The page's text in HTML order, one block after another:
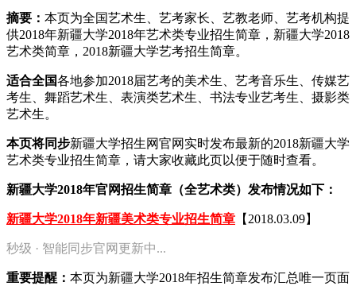
摘要： 本页为全国艺术生、艺考家长、艺教老师、艺考机构提
供2018年新疆大学2018年艺术类专业招生简章，新疆大学2018
艺术类简章，2018新疆大学艺考招生简章。
适合全国各地参加2018届艺考的美术生、艺考音乐生、传媒艺
考生、舞蹈艺术生、表演类艺术生、书法专业艺考生、摄影类
艺术生。
本页将同步新疆大学招生网官网实时发布最新的2018新疆大学
艺术类专业招生简章，请大家收藏此页以便于随时查看。
新疆大学2018年官网招生简章（全艺术类）发布情况如下：
新疆大学2018年新疆美术类专业招生简章 【2018.03.09】
秒级 · 智能同步官网更新中...
重要提醒： 本页为新疆大学2018年招生简章发布汇总唯一页面